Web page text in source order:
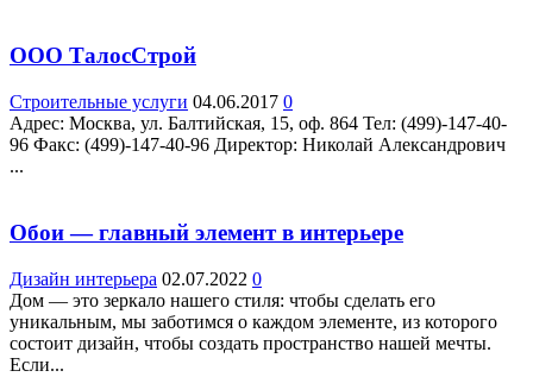
ООО ТалосСтрой
Строительные услуги 04.06.2017 0
Адрес: Москва, ул. Балтийская, 15, оф. 864 Teл: (499)-147-40-
96 Факс: (499)-147-40-96 Директор: Николай Александрович
...
Обои — главный элемент в интерьере
Дизайн интерьера 02.07.2022 0
Дом — это зеркало нашего стиля: чтобы сделать его
уникальным, мы заботимся о каждом элементе, из которого
состоит дизайн, чтобы создать пространство нашей мечты.
Если...